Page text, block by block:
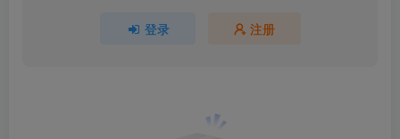
登录 注册